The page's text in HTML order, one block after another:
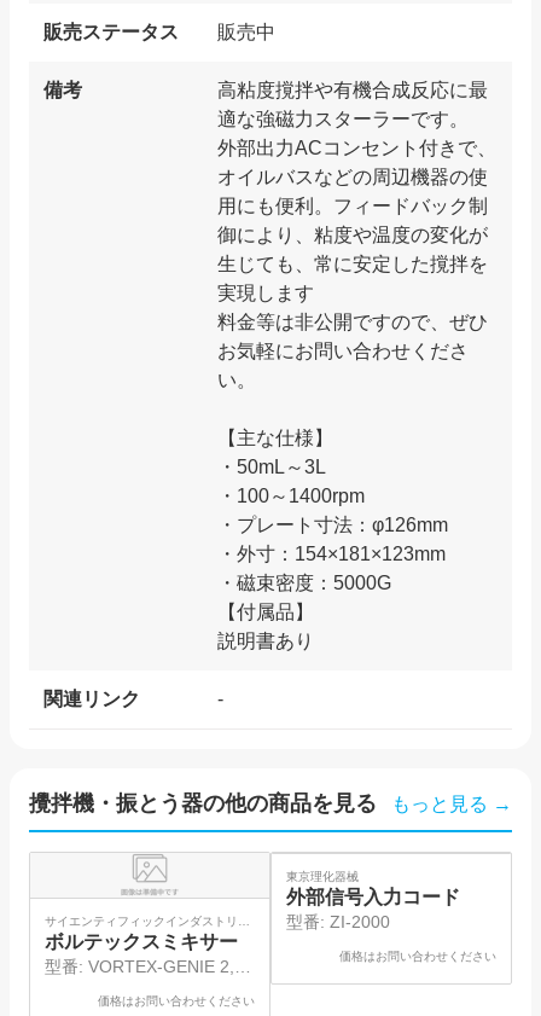
販売ステータス 販売中
備考
高粘度撹拌や有機合成反応に最
適な強磁力スターラーです。
外部出力ACコンセント付きで、
オイルバスなどの周辺機器の使
用にも便利。フィードバック制
御により、粘度や温度の変化が
生じても、常に安定した撹拌を
実現します
料金等は非公開ですので、ぜひ
お気軽にお問い合わせくださ
い。
【主な仕様】
・50mL～3L
・100～1400rpm
・プレート寸法：φ126mm
・外寸：154×181×123mm
・磁束密度：5000G
【付属品】
関連リンク -
攪拌機・振とう器の他の商品を見る もっと見る →
サイエンティフィックインダストリー
ズ
ボルテックスミキサー
型番: VORTEX-GENIE 2,
SI-0286価格はお問い合わせください
東京理化器械
外部信号入力コード
型番: ZI-2000
価格はお問い合わせください